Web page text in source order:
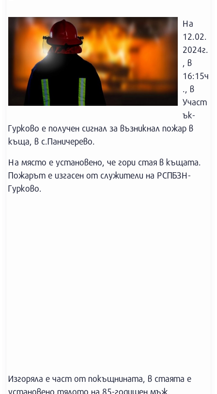
На
12.02.
2024г.
, в
16:15ч
., в
Участ
ък-
Гурково е получен сигнал за възникнал пожар в
къща, в с.Паничерево.
На място е установено, че гори стая в къщата.
Пожарът е изгасен от служители на РСПБЗН-
Гурково.
Изгоряла е част от покъщнината, в стаята е
установено тялото на 85-годишен мъж,